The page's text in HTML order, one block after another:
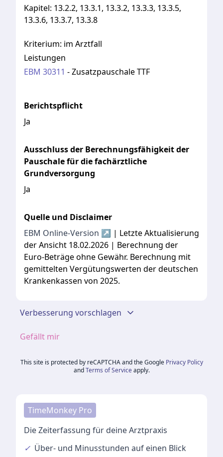
Kapitel: 13.2.2, 13.3.1, 13.3.2, 13.3.3, 13.3.5,
13.3.6, 13.3.7, 13.3.8
Kriterium: im Arztfall
Leistungen
EBM 30311 -Zusatzpauschale TTF
Berichtspflicht
Ja
Ausschluss der Berechnungsfähigkeit der
Pauschale für die fachärztliche
Grundversorgung
Ja
Quelle und Disclaimer
EBM Online-Version ↗ | Letzte Aktualisierung
der Ansicht 18.02.2026 | Berechnung der
Euro-Beträge ohne Gewähr. Berechnung mit
gemittelten Vergütungswerten der deutschen
Krankenkassen von 2025.
Verbesserung vorschlagen
Gefällt mir
This site is protected by reCAPTCHA and the Google Privacy Policy
and Terms of Service apply.
TimeMonkey Pro
Die Zeiterfassung für deine Arztpraxis
✓ Über- und Minusstunden auf einen Blick